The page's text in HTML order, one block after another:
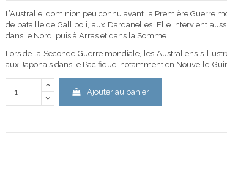
L’Australie, dominion peu connu avant la Première Guerre
de bataille de Gallipoli, aux Dardanelles. Elle intervient
dans le Nord, puis à Arras et dans la Somme.
Lors de la Seconde Guerre mondiale, les Australiens
aux Japonais dans le Pacifique, notamment en Nouvelle-
Ajouter au panier